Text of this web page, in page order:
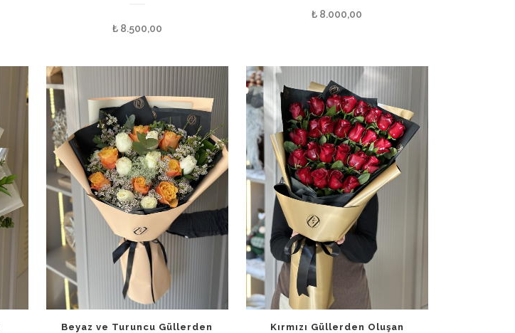
₺8.500,00
₺ 8.000,00
Beyaz ve Turuncu Güllerden
Kırmızı Güllerden Oluşan